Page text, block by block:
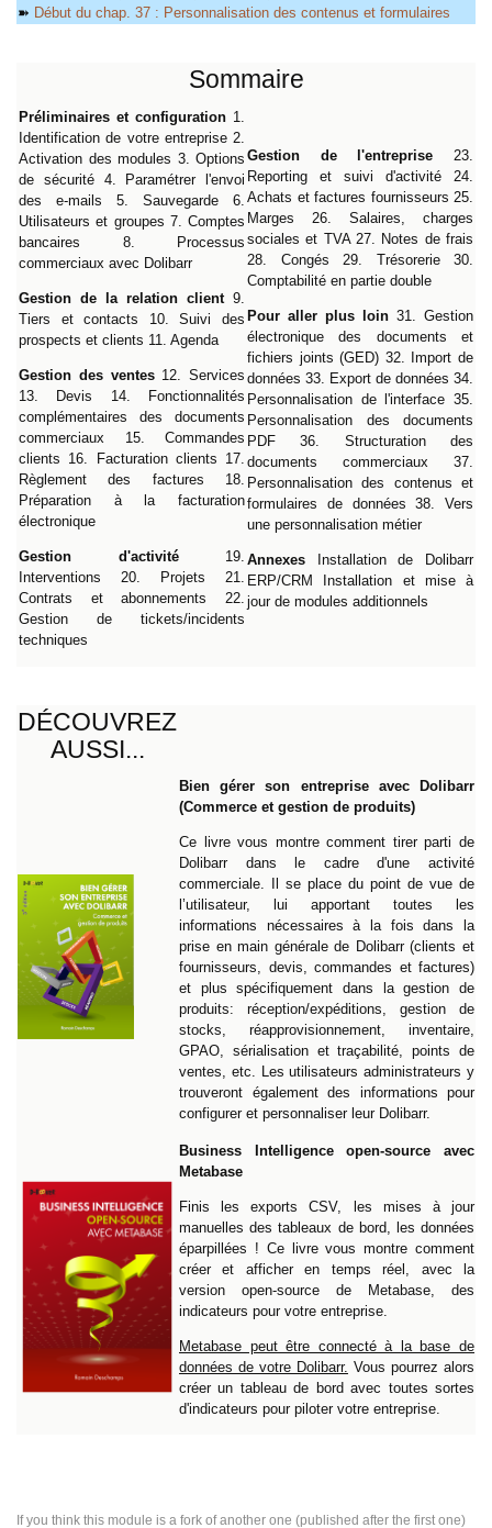
➽ Début du chap. 37 : Personnalisation des contenus et formulaires
Sommaire
Préliminaires et configuration 1.
Identification de votre entreprise 2.
Activation des modules 3. Options
de sécurité 4. Paramétrer l'envoi
des e-mails 5. Sauvegarde 6.
Utilisateurs et groupes 7. Comptes
bancaires 8. Processus
commerciaux avec Dolibarr
Gestion de la relation client 9.
Tiers et contacts 10. Suivi des
prospects et clients 11. Agenda
Gestion des ventes12. Services
13. Devis 14. Fonctionnalités
complémentaires des documents
commerciaux 15. Commandes
clients 16. Facturation clients 17.
Règlement des factures 18.
Préparation à la facturation
électronique
Gestion d'activité19.
Interventions 20. Projets 21.
Contrats et abonnements 22.
Gestion de tickets/incidents
techniques
Gestion de l'entreprise 23.
Reporting et suivi d'activité 24.
Achats et factures fournisseurs 25.
Marges 26. Salaires, charges
sociales et TVA 27. Notes de frais
28. Congés 29. Trésorerie 30.
Comptabilité en partie double
Pour aller plus loin 31. Gestion
électronique des documents et
fichiers joints (GED) 32. Import de
données 33. Export de données 34.
Personnalisation de l'interface 35.
Personnalisation des documents
PDF 36. Structuration des
documents commerciaux 37.
Personnalisation des contenus et
formulaires de données 38. Vers
une personnalisation métier
Annexes Installation de Dolibarr
ERP/CRM Installation et mise à
jour de modules additionnels
DÉCOUVREZ
AUSSI...
Bien gérer son entreprise avec Dolibarr
(Commerce et gestion de produits)
Ce livre vous montre comment tirer parti de
Dolibarr dans le cadre d'une activité
commerciale. Il se place du point de vue de
l’utilisateur, lui apportant toutes les
informations nécessaires à la fois dans la
prise en main générale de Dolibarr (clients et
fournisseurs, devis, commandes et factures)
et plus spécifiquement dans la gestion de
produits: réception/expéditions, gestion de
stocks, réapprovisionnement, inventaire,
GPAO, sérialisation et traçabilité, points de
ventes, etc. Les utilisateurs administrateurs y
trouveront également des informations pour
configurer et personnaliser leur Dolibarr.
Business Intelligence open-source avec
Metabase
Finis les exports CSV, les mises à jour
manuelles des tableaux de bord, les données
éparpillées ! Ce livre vous montre comment
créer et afficher en temps réel, avec la
version open-source de Metabase, des
indicateurs pour votre entreprise.
Metabase peut être connecté à la base de
données de votre Dolibarr. Vous pourrez alors
créer un tableau de bord avec toutes sortes
d'indicateurs pour piloter votre entreprise.
If you think this module is a fork of another one (published after the first one)